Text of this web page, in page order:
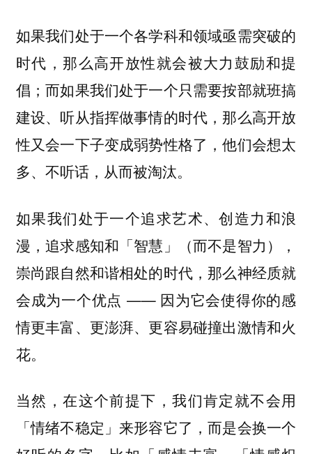
如果我们处于一个各学科和领域亟需突破的
时代，那么高开放性就会被大力鼓励和提
倡；而如果我们处于一个只需要按部就班搞
建设、听从指挥做事情的时代，那么高开放
性又会一下子变成弱势性格了，他们会想太
多、不听话，从而被淘汰。
如果我们处于一个追求艺术、创造力和浪
漫，追求感知和「智慧」（而不是智力），
崇尚跟自然和谐相处的时代，那么神经质就
会成为一个优点 —— 因为它会使得你的感
情更丰富、更澎湃、更容易碰撞出激情和火
花。
当然，在这个前提下，我们肯定就不会用
「情绪不稳定」来形容它了，而是会换一个